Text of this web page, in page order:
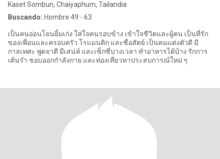
Kaset Sombun, Chaiyaphum, Tailandia
Buscando: Hombre 49 - 63
เป็นคนอ่อนโยนยิ้มเก่ง ใส่ใจคนรอบข้าง เข้าใจชีวิตและผู้คน เป็นที่รัก
ของเพื่อนและครอบครัว โรแมนติก และซื่อสัตย์ เป็นคนแต่งตัวดี มี
กาลเทศะ พูดจาดี มีเสน่ห์ และเซ็กซี่บางเวลา ทำอาหารได้บ้าง รักการ
เต้นรำ ชอบออกกำลังกาย และท่องเที่ยวหาประสบการณ์ใหม่ ๆ